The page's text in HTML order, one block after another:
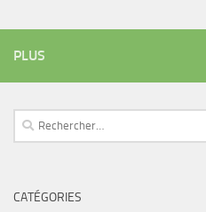
PLUS
Rechercher :
CATÉGORIES